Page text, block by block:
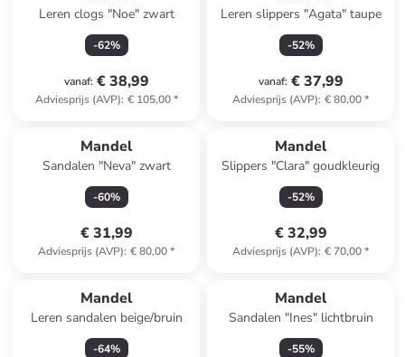
Leren clogs "Noe" zwart
-62%
vanaf: € 38,99
Adviesprijs (AVP): € 105,00*
Leren slippers "Agata" taupe
-52%
vanaf: € 37,99
Adviesprijs (AVP): € 80,00*
Mandel
Sandalen "Neva" zwart
-60%
€ 31,99
Adviesprijs (AVP): € 80,00*
Mandel
Slippers "Clara" goudkleurig
-52%
€ 32,99
Adviesprijs (AVP): € 70,00*
Mandel
Leren sandalen beige/bruin
-64%
Mandel
Sandalen "Ines" lichtbruin
-55%